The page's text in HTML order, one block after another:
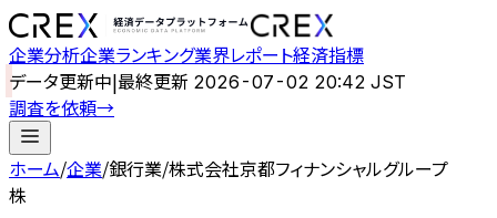
企業分析企業ランキング業界レポート経済指標
データ更新中|最終更新 2026-07-02 20:42 JST
調査を依頼→
ホーム/企業/銀行業/株式会社京都フィナンシャルグループ
株